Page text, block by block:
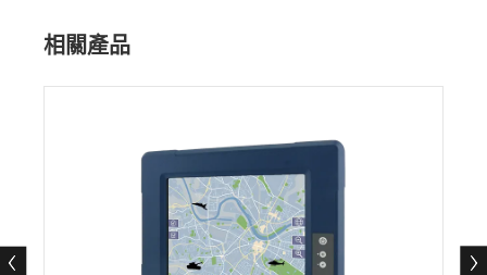
相關產品